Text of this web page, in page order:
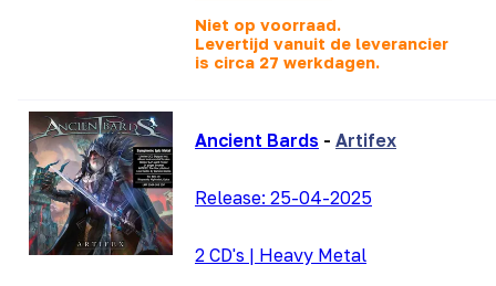
Niet op voorraad.
Levertijd vanuit de leverancier
is circa 27 werkdagen.
Ancient Bards - Artifex
Release: 25-04-2025
2 CD's | Heavy Metal